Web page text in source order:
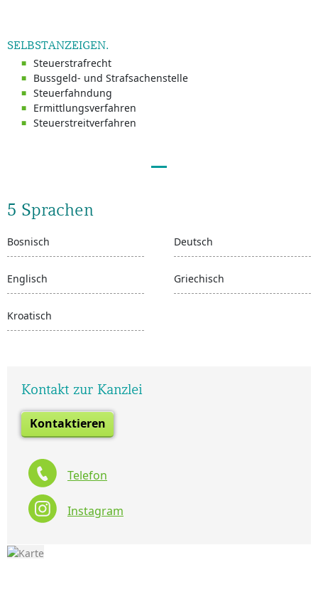
SELBSTANZEIGEN.
Steuerstrafrecht
Bussgeld- und Strafsachenstelle
Steuerfahndung
Ermittlungsverfahren
Steuerstreitverfahren
5 Sprachen
Bosnisch Deutsch
Englisch Griechisch
Kroatisch
Kontakt zur Kanzlei
Kontaktieren
Telefon
Instagram